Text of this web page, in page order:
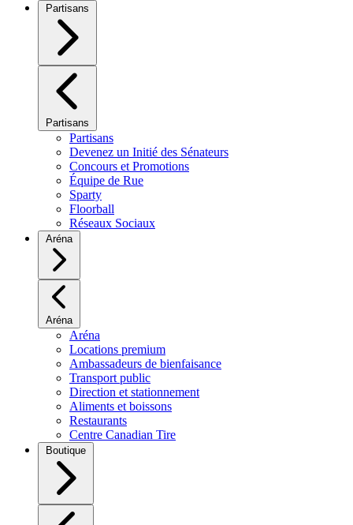
Partisans
Partisans
Partisans
Devenez un Initié des Sénateurs
Concours et Promotions
Équipe de Rue
Sparty
Floorball
Réseaux Sociaux
Aréna
Aréna
Aréna
Locations premium
Ambassadeurs de bienfaisance
Transport public
Direction et stationnement
Aliments et boissons
Restaurants
Centre Canadian Tire
Boutique